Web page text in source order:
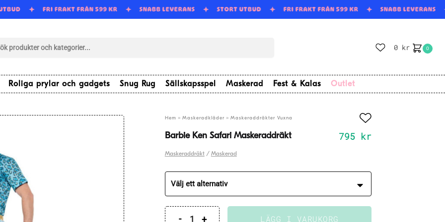
FRI FRAKT FRÅN 599 KR SNABB LEVERANS STORT UTBUD FRI FRAKT FRÅN 599 KR SNABB LEVERANS
0 kr 0
Roliga prylar och gadgets Snug Rug Sällskapsspel Maskerad Fest & Kalas Outlet
Hem » Maskeradkläder » Maskeraddräkter Vuxna
Barbie Ken Safari Maskeraddräkt 795 kr
Maskeraddräkt/ Maskerad
LÄGG I VARUKORG